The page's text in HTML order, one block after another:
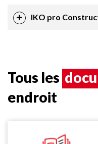
IKO pro
Tous les
endroit